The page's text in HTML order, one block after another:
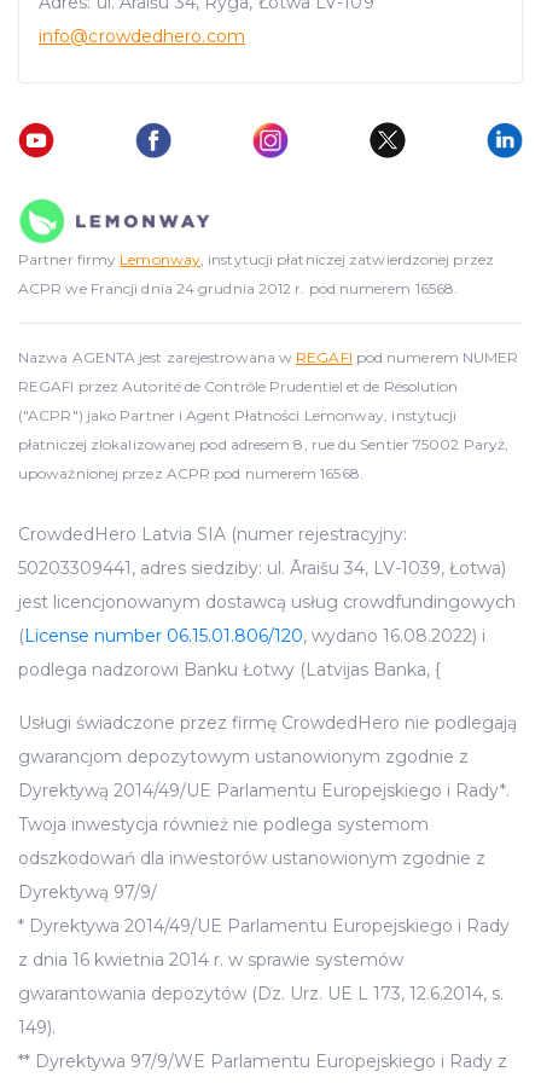
advertising. See more in our
info@crowdedhero.com
Partner firmy Lemonway, instytucji płatniczej zatwierdzonej przez
ACPR we Francji dnia 24 grudnia 2012 r. pod numerem 16568.
Nazwa AGENTA jest zarejestrowana w REGAFI pod numerem NUMER
REGAFI przez Autorité de Contrôle Prudentiel et de Résolution
("ACPR") jako Partner i Agent Płatności Lemonway, instytucji
płatniczej zlokalizowanej pod adresem 8, rue du Sentier 75002 Paryż,
upoważnionej przez ACPR pod numerem 16568.
CrowdedHero Latvia SIA (numer rejestracyjny:
50203309441, adres siedziby: ul. Āraišu 34, LV-1039, Łotwa)
jest licencjonowanym dostawcą usług crowdfundingowych
(License number 06.15.01.806/120, wydano 16.08.2022) i
podlega nadzorowi Banku Łotwy (Latvijas Banka, {
Usługi świadczone przez firmę CrowdedHero nie podlegają
gwarancjom depozytowym ustanowionym zgodnie z
Dyrektywą 2014/49/UE Parlamentu Europejskiego i Rady*.
Twoja inwestycja również nie podlega systemom
odszkodowań dla inwestorów ustanowionym zgodnie z
Dyrektywą 97/9/
* Dyrektywa 2014/49/UE Parlamentu Europejskiego i Rady
z dnia 16 kwietnia 2014 r. w sprawie systemów
gwarantowania depozytów (Dz. Urz. UE L 173, 12.6.2014, s.
149).
** Dyrektywa 97/9/WE Parlamentu Europejskiego i Rady z